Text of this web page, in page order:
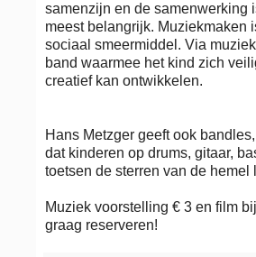
samenzijn en de samenwerking
meest belangrijk. Muziekmaken
sociaal smeermiddel. Via
band waarmee het kind zich
creatief kan ontwikkelen.
Hans Metzger geeft ook
dat kinderen op drums, gitaar,
toetsen de sterren van de hemel
Muziek voorstelling € 3 en film
graag reserveren!